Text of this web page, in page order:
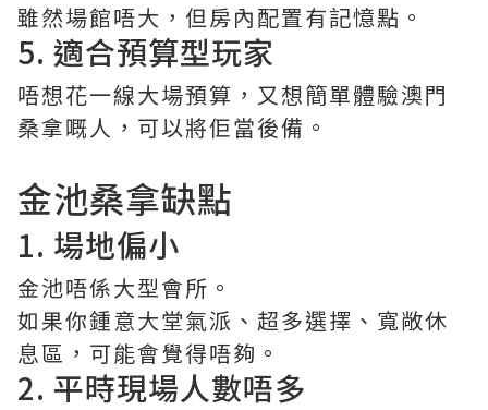
雖然場館唔大，但房內配置有記憶點。
5. 適合預算型玩家
唔想花一線大場預算，又想簡單體驗澳門
桑拿嘅人，可以將佢當後備。
金池桑拿缺點
1. 場地偏小
金池唔係大型會所。
如果你鍾意大堂氣派、超多選擇、寬敞休
息區，可能會覺得唔夠。
2. 平時現場人數唔多